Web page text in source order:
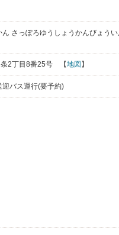
さっぽろゆうしょうかんびょうい
2丁目8番25号 【地図 】
バス運行(要予約)